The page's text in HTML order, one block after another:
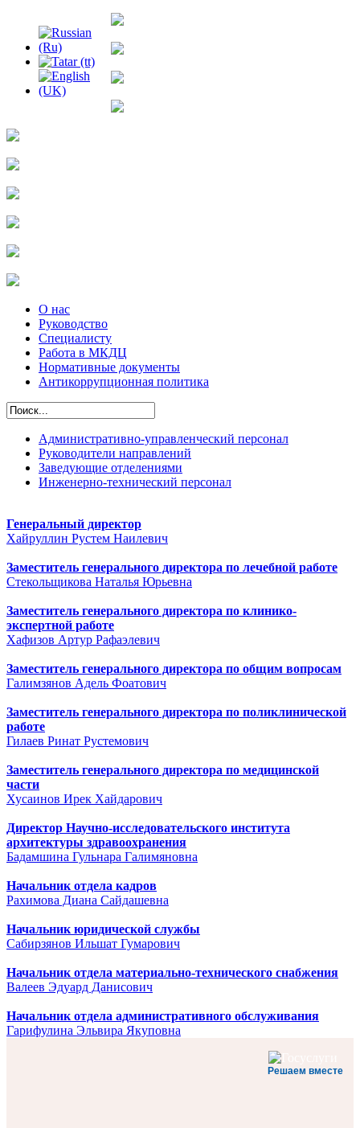
О нас
Руководство
Специалисту
Работа в МКДЦ
Нормативные документы
Антикоррупционная политика
Административно-управленческий персонал
Руководители направлений
Заведующие отделениями
Инженерно-технический персонал
Генеральный директор
Хайруллин Рустем Наилевич
Заместитель генерального директора по лечебной работе
Стекольщикова Наталья Юрьевна
Заместитель генерального директора по клинико-
экспертной работе
Хафизов Артур Рафаэлевич
Заместитель генерального директора по общим вопросам
Галимзянов Адель Фоатович
Заместитель генерального директора по поликлинической
работе
Гилаев Ринат Рустемович
Заместитель генерального директора по медицинской
части
Хусаинов Ирек Хайдарович
Директор Научно-исследовательского института
архитектуры здравоохранения
Бадамшина Гульнара Галимяновна
Начальник отдела кадров
Рахимова Диана Сайдашевна
Начальник юридической службы
Сабирзянов Ильшат Гумарович
Начальник отдела материально-технического снабжения
Валеев Эдуард Данисович
Начальник отдела административного обслуживания
Гарифулина Эльвира Якуповна
Решаем вместе